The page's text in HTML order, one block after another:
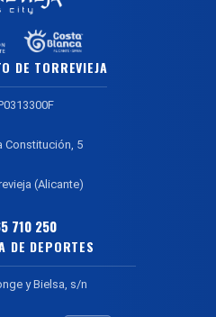
DE TORREVIEJA
Constitución, 5
(Alicante)
710 250
DE DEPORTES
y Bielsa, s/n